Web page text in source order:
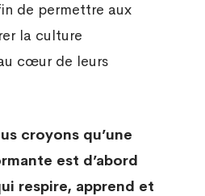
de permettre aux
la culture
cœur de leurs
croyons qu’une
est d’abord
respire, apprend et